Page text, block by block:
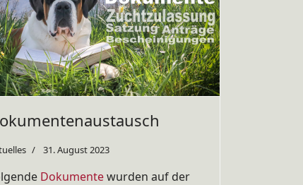
31. August 2023
Dokumentewurden auf der